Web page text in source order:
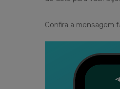
Confira a mensagem